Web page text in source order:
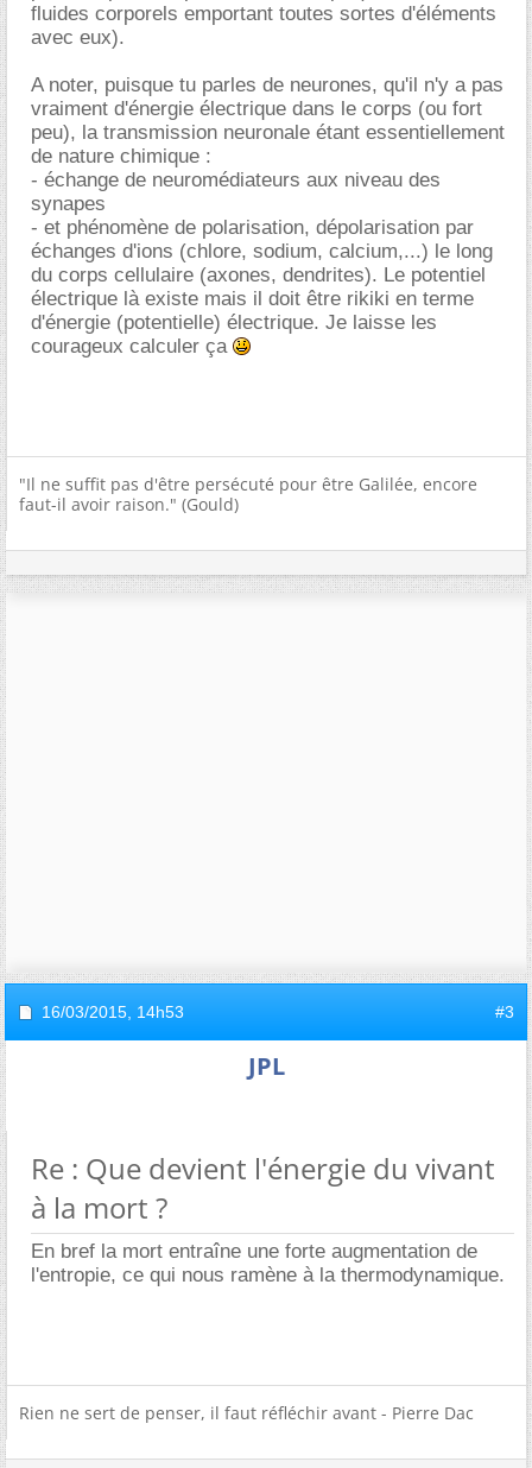
fluides corporels emportant toutes sortes d'éléments
avec eux).
A noter, puisque tu parles de neurones, qu'il n'y a pas
vraiment d'énergie électrique dans le corps (ou fort
peu), la transmission neuronale étant essentiellement
de nature chimique :
- échange de neuromédiateurs aux niveau des
synapes
- et phénomène de polarisation, dépolarisation par
échanges d'ions (chlore, sodium, calcium,...) le long
du corps cellulaire (axones, dendrites). Le potentiel
électrique là existe mais il doit être rikiki en terme
d'énergie (potentielle) électrique. Je laisse les
courageux calculer ça
"Il ne suffit pas d'être persécuté pour être Galilée, encore
faut-il avoir raison." (Gould)
16/03/2015, 14h53 #3
JPL
Re : Que devient l'énergie du vivant
à la mort ?
En bref la mort entraîne une forte augmentation de
l'entropie, ce qui nous ramène à la thermodynamique.
Rien ne sert de penser, il faut réfléchir avant - Pierre Dac